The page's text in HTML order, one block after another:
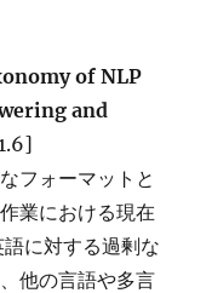
of NLP
and
フォーマットと
業における現在
に対する過剰な
他の言語や多言